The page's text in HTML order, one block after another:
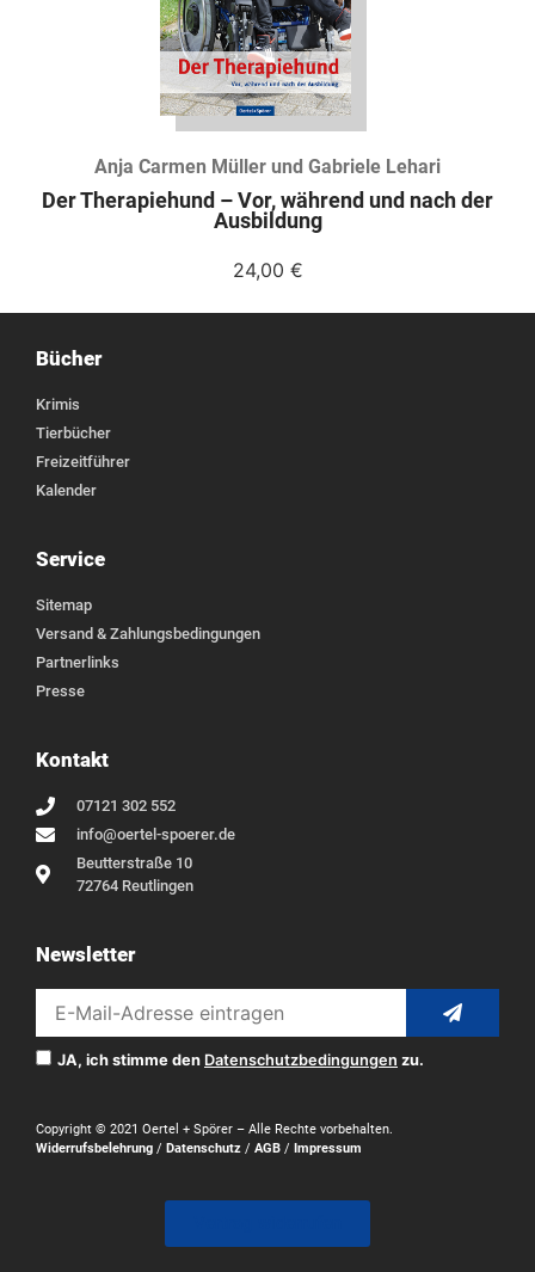
Anja Carmen Müller und Gabriele Lehari
Der Therapiehund – Vor, während und nach der
Ausbildung
24,00 €
Bücher
Krimis
Tierbücher
Freizeitführer
Kalender
Service
Sitemap
Versand & Zahlungsbedingungen
Partnerlinks
Presse
Kontakt
07121 302 552
info@oertel-spoerer.de
Beutterstraße 10
72764 Reutlingen
Newsletter
JA, ich stimme den Datenschutzbedingungen zu.
Copyright © 2021 Oertel + Spörer – Alle Rechte vorbehalten.
Widerrufsbelehrung / Datenschutz / AGB / Impressum